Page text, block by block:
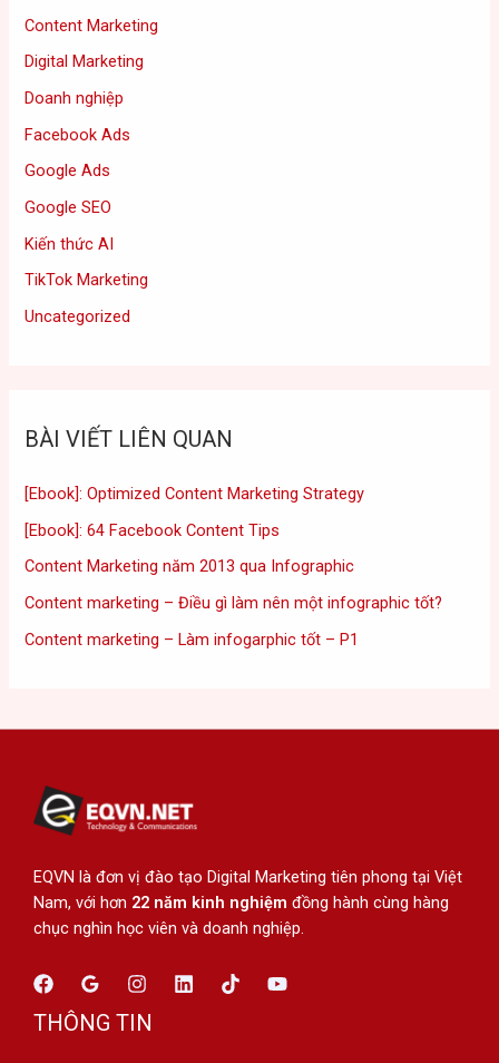
Content Marketing
Digital Marketing
Doanh nghiệp
Facebook Ads
Google Ads
Google SEO
Kiến thức AI
TikTok Marketing
Uncategorized
BÀI VIẾT LIÊN QUAN
[Ebook]: Optimized Content Marketing Strategy
[Ebook]: 64 Facebook Content Tips
Content Marketing năm 2013 qua Infographic
Content marketing – Điều gì làm nên một infographic tốt?
Content marketing – Làm infogarphic tốt – P1
EQVN là đơn vị đào tạo Digital Marketing tiên phong tại Việt
Nam, với hơn 22 năm kinh nghiệm đồng hành cùng hàng
chục nghìn học viên và doanh nghiệp.
THÔNG TIN